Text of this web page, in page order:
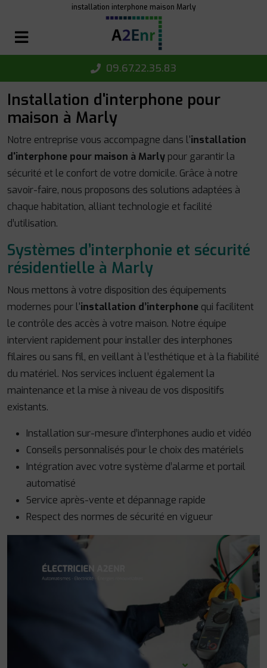
installation interphone maison Marly
09.67.22.35.83
Installation d'interphone pour
maison à Marly
Notre entreprise vous accompagne dans l'installation
d'interphone pour maison à Marly pour garantir la
sécurité et le confort de votre domicile. Grâce à notre
savoir-faire, nous proposons des solutions adaptées à
chaque habitation, alliant technologie et facilité
d’utilisation.
Systèmes d’interphonie et sécurité
résidentielle à Marly
Nous mettons à votre disposition des équipements
modernes pour l'installation d’interphone qui facilitent
le contrôle des accès à votre maison. Notre équipe
intervient rapidement pour installer des interphones
filaires ou sans fil, en veillant à l’esthétique et à la fiabilité
du matériel. Nos services incluent également la
maintenance et la mise à niveau de vos dispositifs
existants.
Installation sur-mesure d’interphones audio et vidéo
Conseils personnalisés pour le choix des matériels
Intégration avec votre système d’alarme et portail
automatisé
Service après-vente et dépannage rapide
Respect des normes de sécurité en vigueur
Panneau de gestion des cookies